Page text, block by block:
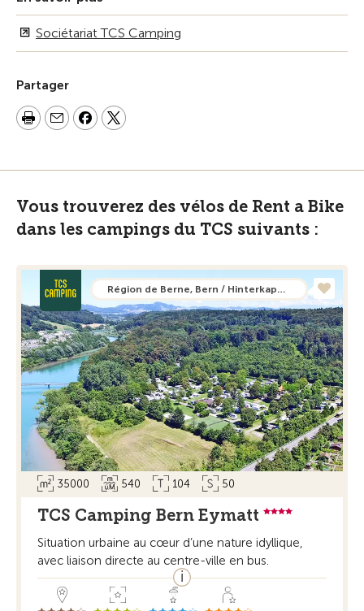
Sociétariat TCS Camping
Partager
Vous trouverez des vélos de Rent a Bike
dans les campings du TCS suivants :
Région de Berne, Bern / Hinterkappelen
35000 540 104 50
TCS Camping Bern Eymatt
Situation urbaine au cœur d’une nature idyllique,
avec liaison directe au centre-ville en bus.